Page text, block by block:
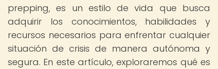
prepping, es un estilo de vida que busca
adquirir los conocimientos, habilidades y
recursos necesarios para enfrentar cualquier
situación de crisis de manera autónoma y
segura. En este artículo, exploraremos qué es